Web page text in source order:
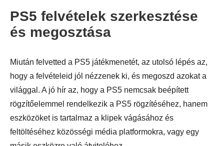
1. lépés.
PS5 felvételek szerkesztése
és megosztása
Miután felvetted a PS5 játékmenetét, az utolsó lépés az,
hogy a felvételeid jól nézzenek ki, és megoszd azokat a
világgal. A jó hír az, hogy a PS5 nemcsak beépített
rögzítőelemmel rendelkezik a PS5 rögzítéséhez, hanem
eszközöket is tartalmaz a klipek vágásához és
feltöltéséhez közösségi média platformokra, vagy egy